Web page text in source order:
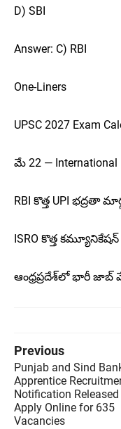
D) SBI
Answer: C) RBI
One-Liners
UPSC 2027 Exam
మే 22 — International
RBI కొత్త UPI భద్రతా
ISRO కొత్త
ఆంధ్రప్రదేశ్‌లో భారీ
Previous
Punjab and Sind
Apprentice
Notification
Apply Online for 635
Vacancies